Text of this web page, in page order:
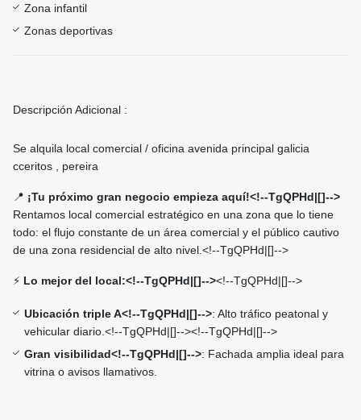
Zona infantil
Zonas deportivas
Descripción Adicional :
Se alquila local comercial / oficina avenida principal galicia
cceritos , pereira
📍 ¡Tu próximo gran negocio empieza aquí!<!--TgQPHd|[]-->
Rentamos local comercial estratégico en una zona que lo tiene
todo: el flujo constante de un área comercial y el público cautivo
de una zona residencial de alto nivel.<!--TgQPHd|[]-->
⚡ Lo mejor del local:<!--TgQPHd|[]--><!--TgQPHd|[]-->
Ubicación triple A<!--TgQPHd|[]-->: Alto tráfico peatonal y
vehicular diario.<!--TgQPHd|[]--><!--TgQPHd|[]-->
Gran visibilidad<!--TgQPHd|[]-->: Fachada amplia ideal para
vitrina o avisos llamativos.